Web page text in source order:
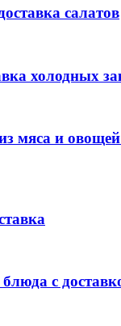
салатов
холодных
мяса и
с